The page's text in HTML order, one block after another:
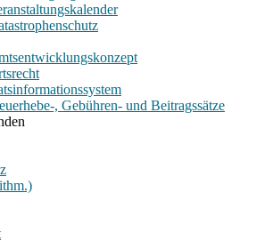
, Gebühren- und Beitragssätze